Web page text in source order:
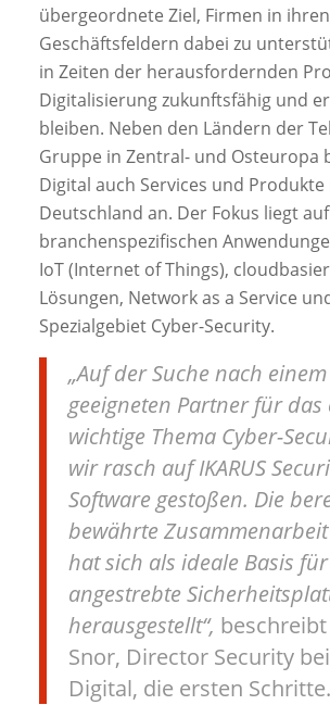
übergeordnete Ziel, Firmen in ihren
Geschäftsfeldern dabei zu
in Zeiten der herausfordernden
Digitalisierung zukunftsfähig und
bleiben. Neben den Ländern der
Gruppe in Zentral- und Osteuropa
Digital auch Services und Produkte
Deutschland an. Der Fokus liegt auf
branchenspezifischen
IoT (Internet of Things),
Lösungen, Network as a Service
Spezialgebiet Cyber-Security.
„Auf der Suche nach einem
geeigneten Partner für das
wichtige Thema Cyber-
wir rasch auf IKARUS
Software gestoßen. Die
bewährte
hat sich als ideale Basis
angestrebte
herausgestellt“,
Snor, Director Security bei
Digital, die ersten Schritte.